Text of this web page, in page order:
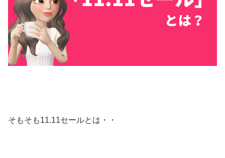
そもそも11.11セールとは・・